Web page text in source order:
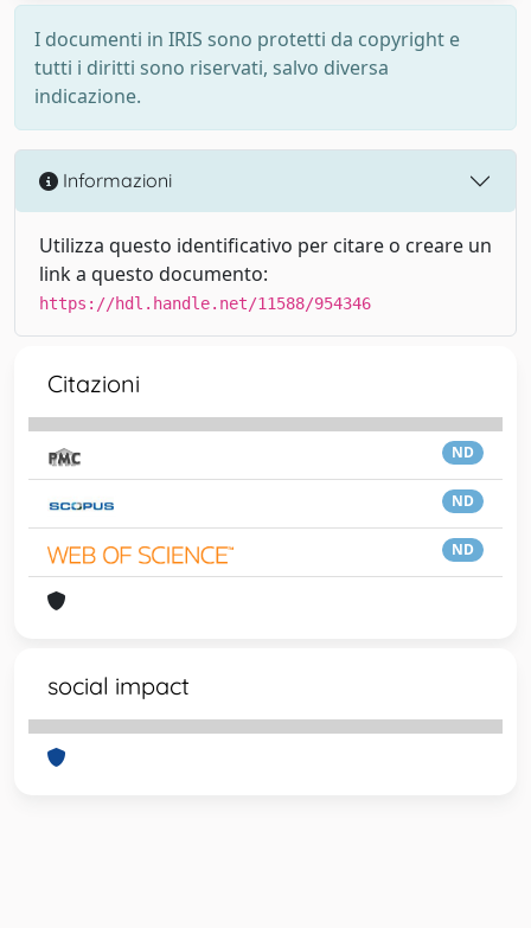
I documenti in IRIS sono protetti da copyright e
tutti i diritti sono riservati, salvo diversa
indicazione.
Informazioni
Utilizza questo identificativo per citare o creare un
link a questo documento:
https://hdl.handle.net/11588/954346
Citazioni
ND
ND
ND
social impact